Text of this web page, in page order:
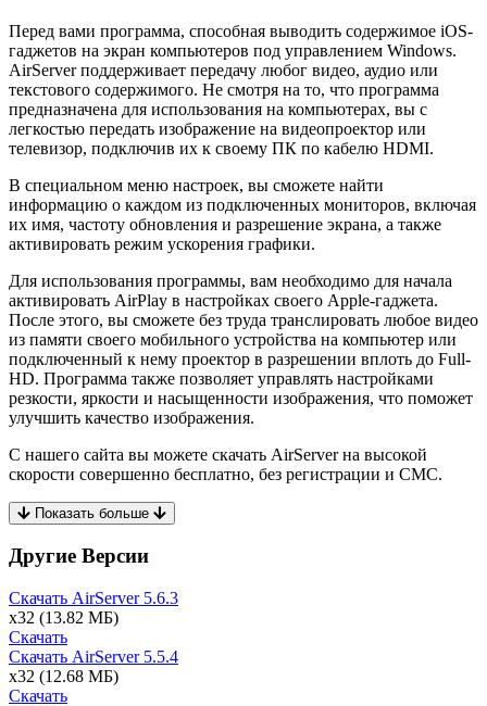
Перед вами программа, способная выводить содержимое iOS-
гаджетов на экран компьютеров под управлением Windows.
AirServer поддерживает передачу любог видео, аудио или
текстового содержимого. Не смотря на то, что программа
предназначена для использования на компьютерах, вы с
легкостью передать изображение на видеопроектор или
телевизор, подключив их к своему ПК по кабелю HDMI.
В специальном меню настроек, вы сможете найти
информацию о каждом из подключенных мониторов, включая
их имя, частоту обновления и разрешение экрана, а также
активировать режим ускорения графики.
Для использования программы, вам необходимо для начала
активировать AirPlay в настройках своего Apple-гаджета.
После этого, вы сможете без труда транслировать любое видео
из памяти своего мобильного устройства на компьютер или
подключенный к нему проектор в разрешении вплоть до Full-
HD. Программа также позволяет управлять настройками
резкости, яркости и насыщенности изображения, что поможет
улучшить качество изображения.
С нашего сайта вы можете скачать AirServer на высокой
скорости совершенно бесплатно, без регистрации и СМС.
Показать больше
Другие Версии
Скачать AirServer 5.6.3
x32 (13.82 МБ)
Скачать
Скачать AirServer 5.5.4
x32 (12.68 МБ)
Скачать